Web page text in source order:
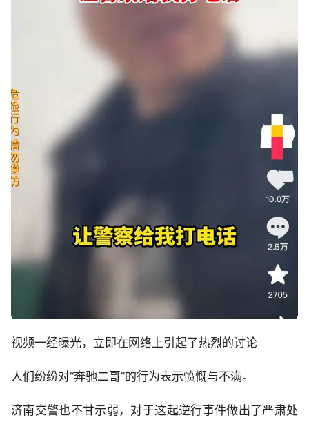
视频一经曝光，立即在网络上引起了热烈的讨论
人们纷纷对“奔驰二哥”的行为表示愤慨与不满。
济南交警也不甘示弱，对于这起逆行事件做出了严肃处